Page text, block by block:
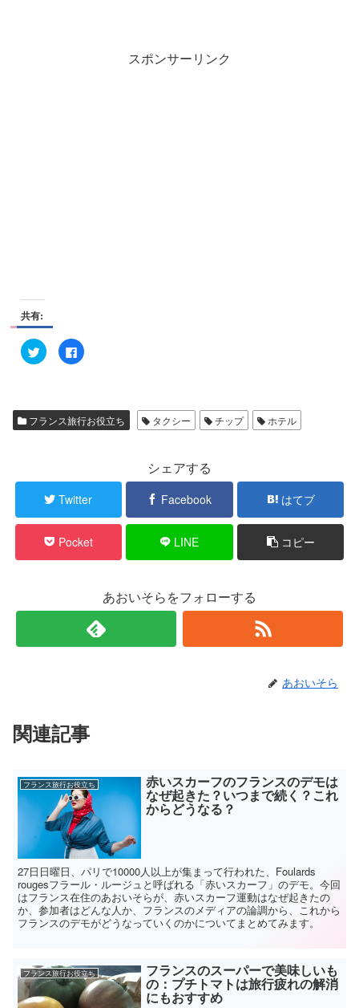
スポンサーリンク
共有:
ク
リ
w
i
共
有
し
ウ
ィ
ン
き
F
a
k
で
は
ク
リ
ク
て
く
だ
し
ウ
ン
)
フランス旅行お役立ち タクシー チップ ホテル
シェアする
Twitter Facebook はてブ
Pocket LINE コピー
あおいそらをフォローする
あおいそら
関連記事
フランス旅行お役立ち 赤いスカーフのフランスのデモは
なぜ起きた？いつまで続く？これ
からどうなる？
27日日曜日、パリで10000人以上が集まって行われた、Foulards
rougesフラール・ルージュと呼ばれる「赤いスカーフ」のデモ。今回
はフランス在住のあおいそらが、赤いスカーフ運動はなぜ起きたの
か、参加者はどんな人か、フランスのメディアの論調から、これから
フランスのデモがどうなっていくのかについてまとめてみます。
フランス旅行お役立ち フランスのスーパーで美味しいも
の：プチトマトは旅行疲れの解消
にもおすすめ